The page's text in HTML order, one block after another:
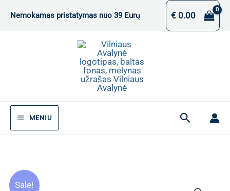
Nemokamas pristatymas nuo 39 Eurų €0.00
MENIU Paieška
Sale!